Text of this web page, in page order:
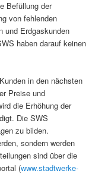
Befüllung der
von fehlenden
und Erdgaskunden
haben darauf keinen
in den nächsten
Preise und
die Erhöhung der
Die SWS
zu bilden.
sondern werden
sind über die
(www.stadtwerke-